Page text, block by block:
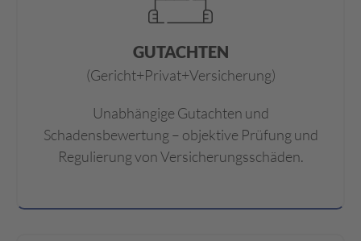
GUTACHTEN
(Gericht+Privat+Versicherung)
Unabhängige Gutachten und
Schadensbewertung – objektive Prüfung und
Regulierung von Versicherungsschäden.